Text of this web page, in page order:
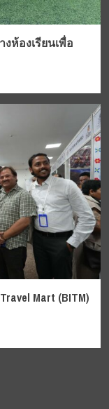
ห้องเรียนเพื่อ
Mart (BITM)